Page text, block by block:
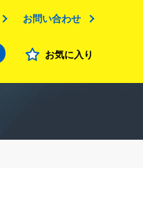
お問い合わせ
お気に入り